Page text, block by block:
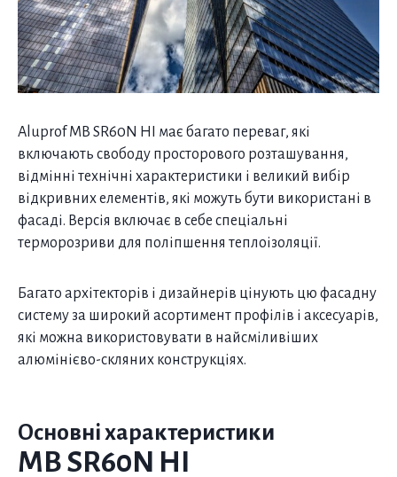
Aluprof MB SR60N HI має багато переваг, які
включають свободу просторового розташування,
відмінні технічні характеристики і великий вибір
відкривних елементів, які можуть бути використані в
фасаді. Версія включає в себе спеціальні
терморозриви для поліпшення теплоізоляції.
Багато архітекторів і дизайнерів цінують цю фасадну
систему за широкий асортимент профілів і аксесуарів,
які можна використовувати в найсміливіших
алюмінієво-скляних конструкціях.
Основні характеристики
MB SR60N HI